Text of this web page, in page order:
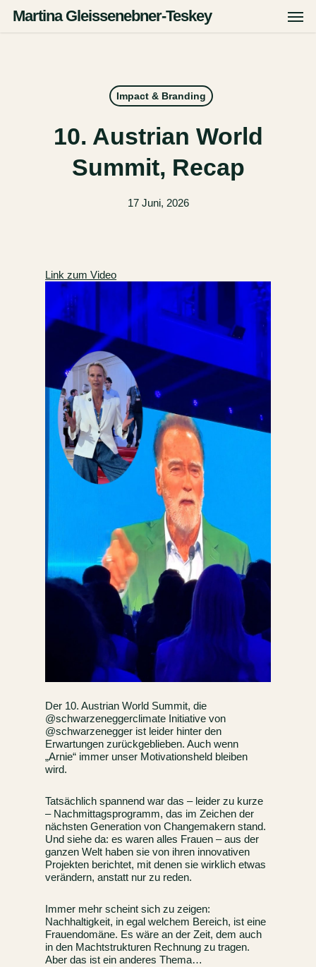
Hauptinhalt
Martina Gleissenebner-Teskey
Impact & Branding
10. Austrian World
Summit, Recap
17 Juni, 2026
Link zum Video
Der 10. Austrian World Summit, die
@schwarzeneggerclimate Initiative von
@schwarzenegger ist leider hinter den
Erwartungen zurückgeblieben. Auch wenn
„Arnie“ immer unser Motivationsheld bleiben
wird.
Tatsächlich spannend war das – leider zu kurze
– Nachmittagsprogramm, das im Zeichen der
nächsten Generation von Changemakern stand.
Und siehe da: es waren alles Frauen – aus der
ganzen Welt haben sie von ihren innovativen
Projekten berichtet, mit denen sie wirklich etwas
verändern, anstatt nur zu reden.
Immer mehr scheint sich zu zeigen:
Nachhaltigkeit, in egal welchem Bereich, ist eine
Frauendomäne. Es wäre an der Zeit, dem auch
in den Machtstrukturen Rechnung zu tragen.
Aber das ist ein anderes Thema…